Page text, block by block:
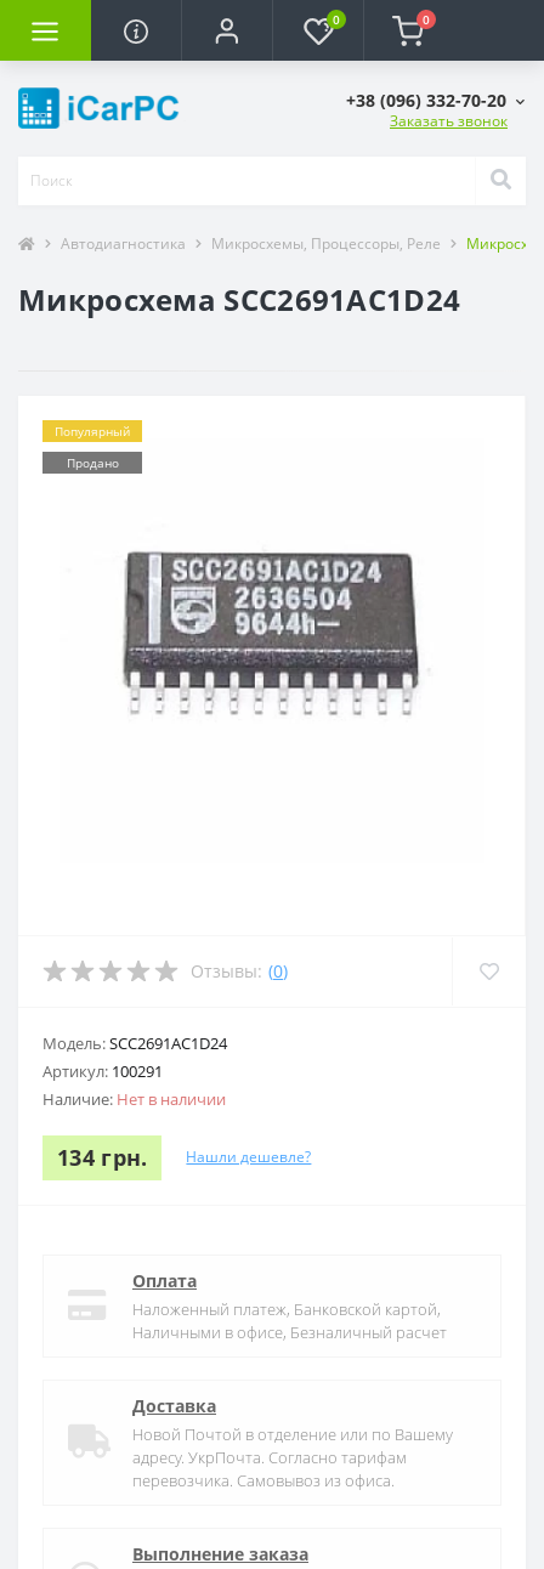
0 0
+38 (096) 332-70-20
Заказать звонок
Автодиагностика Микросхемы, Процессоры, Реле
Микросхема SCC2691AC1D24
Популярный
Продано
Отзывы: (0)
Модель:SCC2691AC1D24
Артикул: 100291
Наличие: Нет в наличии
134 грн. Нашли дешевле?
Оплата
Наложенный платеж, Банковской картой,
Наличными в офисе, Безналичный расчет
Доставка
Новой Почтой в отделение или по Вашему
адресу. УкрПочта. Согласно тарифам
перевозчика. Самовывоз из офиса.
Выполнение заказа